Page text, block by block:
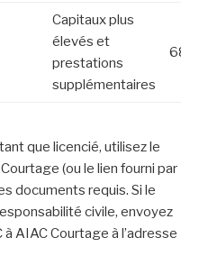
Capitaux plus
élevés et
prestations
supplémentaires
68€
que licencié, utilisez le
(ou le lien fourni par
documents requis. Si le
civile, envoyez
AIAC Courtage à l’adresse